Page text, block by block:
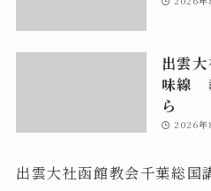
出雲
味線
ら
2026年
出雲大社函館教会千葉総国